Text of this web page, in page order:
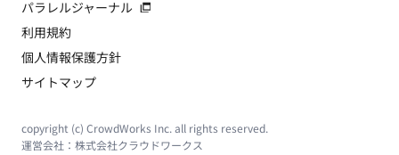
パラレルジャーナル
利用規約
個人情報保護方針
サイトマップ
copyright (c) CrowdWorks Inc. all rights reserved.
運営会社： 株式会社クラウドワークス